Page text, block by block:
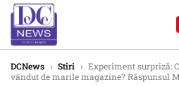
DCNews › Stiri › Experiment surpriză:
vândut de marile magazine? Răspunsul